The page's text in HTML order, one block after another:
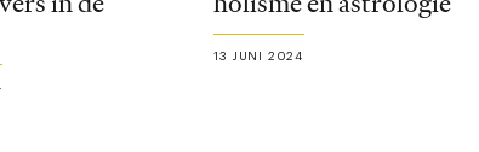
13 JUNI 2024